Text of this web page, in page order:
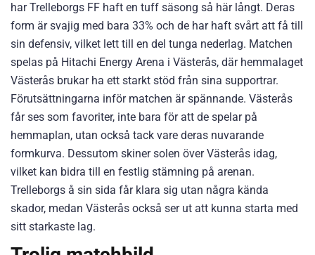
har Trelleborgs FF haft en tuff säsong så här långt. Deras
form är svajig med bara 33% och de har haft svårt att få till
sin defensiv, vilket lett till en del tunga nederlag. Matchen
spelas på Hitachi Energy Arena i Västerås, där hemmalaget
Västerås brukar ha ett starkt stöd från sina supportrar.
Förutsättningarna inför matchen är spännande. Västerås
får ses som favoriter, inte bara för att de spelar på
hemmaplan, utan också tack vare deras nuvarande
formkurva. Dessutom skiner solen över Västerås idag,
vilket kan bidra till en festlig stämning på arenan.
Trelleborgs å sin sida får klara sig utan några kända
skador, medan Västerås också ser ut att kunna starta med
sitt starkaste lag.